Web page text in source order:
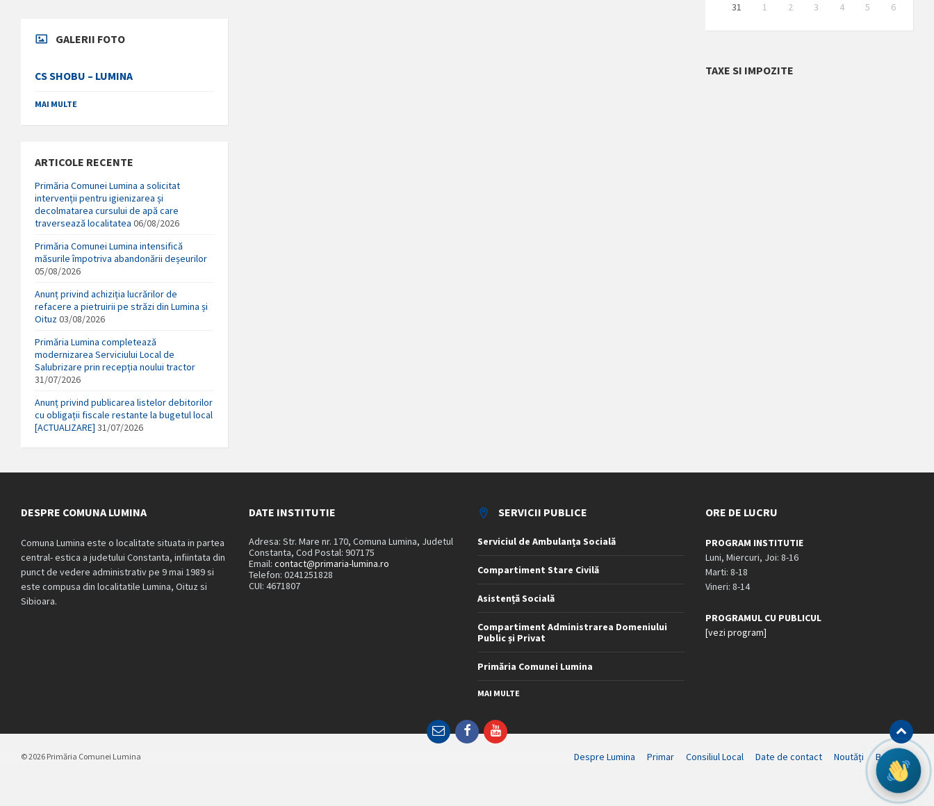
GALERII FOTO
CS SHOBU – LUMINA
MAI MULTE
ARTICOLE RECENTE
Primăria Comunei Lumina a solicitat
intervenții pentru igienizarea și
decolmatarea cursului de apă care
traversează localitatea 06/08/2026
Primăria Comunei Lumina intensifică
măsurile împotriva abandonării deșeurilor
05/08/2026
Anunț privind achiziția lucrărilor de
refacere a pietruirii pe străzi din Lumina și
Oituz 03/08/2026
Primăria Lumina completează
modernizarea Serviciului Local de
Salubrizare prin recepția noului tractor
31/07/2026
Anunț privind publicarea listelor debitorilor
cu obligații fiscale restante la bugetul local
[ACTUALIZARE] 31/07/2026
31
1 2 3 4 5
6
to
TAXE SI IMPOZITE
DESPRE COMUNA LUMINA
Comuna Lumina este o localitate situata in partea
central- estica a judetului Constanta, infiintata din
punct de vedere administrativ pe 9 mai 1989 si
este compusa din localitatile Lumina, Oituz si
Sibioara.
DATE INSTITUTIE
Adresa: Str. Mare nr. 170, Comuna Lumina, Judetul
Constanta, Cod Postal: 907175
Email:contact@primaria-lumina.ro
Telefon: 0241251828
CUI: 4671807
SERVICII PUBLICE
Serviciul de Ambulanța Socială
Compartiment Stare Civilă
Asistență Socială
Compartiment Administrarea Domeniului
Public și Privat
Primăria Comunei Lumina
MAI MULTE
ORE DE LUCRU
PROGRAM INSTITUTIE
Luni, Miercuri, Joi: 8-16
Marti: 8-18
Vineri: 8-14
PROGRAMUL CU PUBLICUL
[vezi program]
EmailFacebookYouTube
Despre Lumina Primar Consiliul Local Date de contact Noutăți B-AWARE
© 2026 Primăria Comunei Lumina